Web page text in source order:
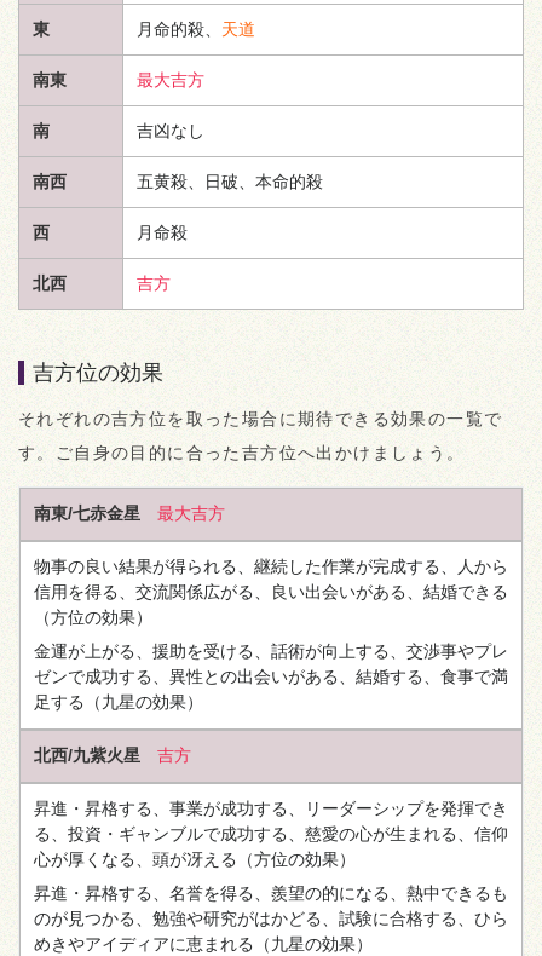
東 月命的殺、 天道
南東 最大吉方
南 吉凶なし
南西 五黄殺、日破、本命的殺
西 月命殺
北西 吉方
吉方位の効果
それぞれの吉方位を取った場合に期待できる効果の一覧で
す。ご自身の目的に合った吉方位へ出かけましょう。
南東/七赤金星 最大吉方
物事の良い結果が得られる、継続した作業が完成する、人から
信用を得る、交流関係広がる、良い出会いがある、結婚できる
（方位の効果）
金運が上がる、援助を受ける、話術が向上する、交渉事やプレ
ゼンで成功する、異性との出会いがある、結婚する、食事で満
足する （九星の効果）
北西/九紫火星 吉方
昇進・昇格する、事業が成功する、リーダーシップを発揮でき
る、投資・ギャンブルで成功する、慈愛の心が生まれる、信仰
心が厚くなる、頭が冴える （方位の効果）
昇進・昇格する、名誉を得る、羨望の的になる、熱中できるも
のが見つかる、勉強や研究がはかどる、試験に合格する、ひら
めきやアイディアに恵まれる （九星の効果）